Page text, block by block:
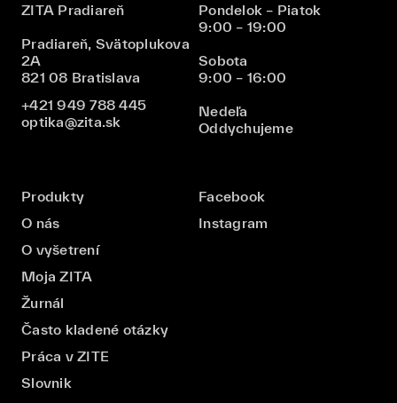
ZITA Pradiareň
Pradiareň, Svätoplukova
2A
821 08 Bratislava
+421 949 788 445
optika@zita.sk
Pondelok – Piatok
9:00 – 19:00
Sobota
9:00 – 16:00
Nedeľa
Oddychujeme
Produkty
O nás
O vyšetrení
Moja ZITA
Žurnál
Často kladené otázky
Práca v ZITE
Slovnik
Facebook
Instagram